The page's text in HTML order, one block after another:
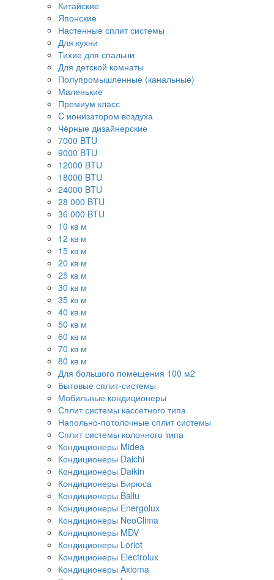
Китайские
Японские
Настенные сплит системы
Для кухни
Тихие для спальни
Для детской комнаты
Полупромышленные (канальные)
Маленькие
Премиум класс
C ионизатором воздуха
Чёрные дизайнерские
7000 BTU
9000 BTU
12000 BTU
18000 BTU
24000 BTU
28 000 BTU
36 000 BTU
10 кв м
12 кв м
15 кв м
20 кв м
25 кв м
30 кв м
35 кв м
40 кв м
50 кв м
60 кв м
70 кв м
80 кв м
Для большого помещения 100 м2
Бытовые сплит-системы
Мобильные кондиционеры
Сплит системы кассетного типа
Напольно-потолочные сплит системы
Сплит системы колонного типа
Кондиционеры Midea
Кондиционеры Daichi
Кондиционеры Daikin
Кондиционеры Бирюса
Кондиционеры Ballu
Кондиционеры Energolux
Кондиционеры NeoClima
Кондиционеры MDV
Кондиционеры Loriot
Кондиционеры Electrolux
Кондиционеры Axioma